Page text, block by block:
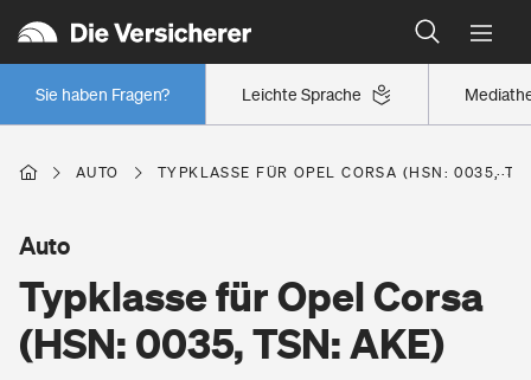
Leichte Sprache
Sie haben Fragen?
Wer versichert was: Jetzt Versicherer finden
Regionalklassen: So ist Ihre Region eingestuft
Wer versichert was: Jetzt Versicherer finden
Berufsunfähigkeitsversicherung
Erwerbsunfähigkeitsversicherung
Wohnen
AUTO TYPKLASSE FÜR OPEL CORSA (HSN: 0035,
Typklasse für Opel Corsa
(HSN: 0035, TSN: AKE)
Auto